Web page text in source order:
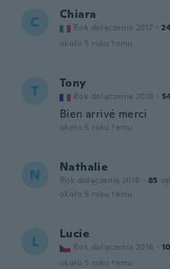
C Chiara
Rok dołączenia 2017 ·
około 5 roku temu
T Tony
Rok dołączenia 2018 ·
Bien arrivé merci
około 5 roku temu
N Nathalie
Rok dołączenia 2018 · 85
około 5 roku temu
L Lucie
Rok dołączenia 2016 ·
około 5 roku temu